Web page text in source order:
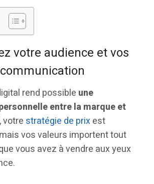
votre audience et vos
rend possible une
entre la marque et
votre stratégie de prixest
vos valeurs importent tout
vous avez à vendre aux yeux